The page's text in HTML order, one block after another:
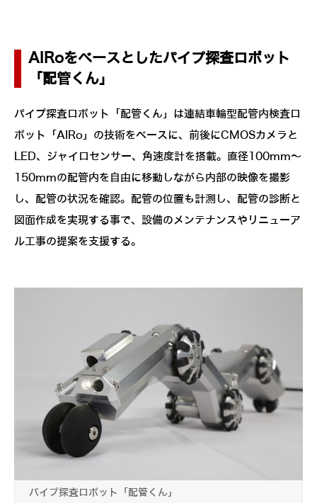
AIRoをベースとしたパイプ探査ロボット
「配管くん」
パイプ探査ロボット「配管くん」は連結車輪型配管内検査ロ
ボット「AIRo」の技術をベースに、前後にCMOSカメラと
LED、ジャイロセンサー、角速度計を搭載。直径100mm～
150mmの配管内を自由に移動しながら内部の映像を撮影
し、配管の状況を確認。配管の位置も計測し、配管の診断と
図面作成を実現する事で、設備のメンテナンスやリニューア
ル工事の提案を支援する。
パイプ探査ロボット「配管くん」